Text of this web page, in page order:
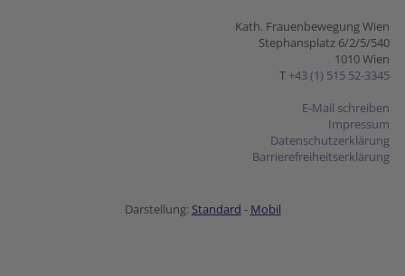
Kath. Frauenbewegung Wien
Stephansplatz 6/2/5/540
1010 Wien
T +43 (1) 515 52-3345
E-Mail schreiben
Impressum
Datenschutzerklärung
Barrierefreiheitserklärung
Darstellung: Standard - Mobil